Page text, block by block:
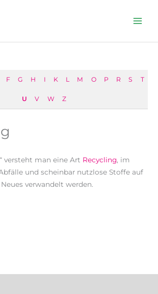
F G H I K L M O P R S T
U V W Z
versteht man eine Art Recycling, im
und scheinbar nutzlose Stoffe auf
verwandelt werden.